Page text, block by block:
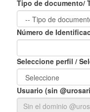
Tipo de documento/
Número de
Seleccione perfil /
Usuario (sin